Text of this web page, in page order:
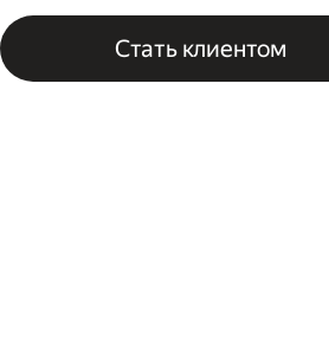
Стать клиентом